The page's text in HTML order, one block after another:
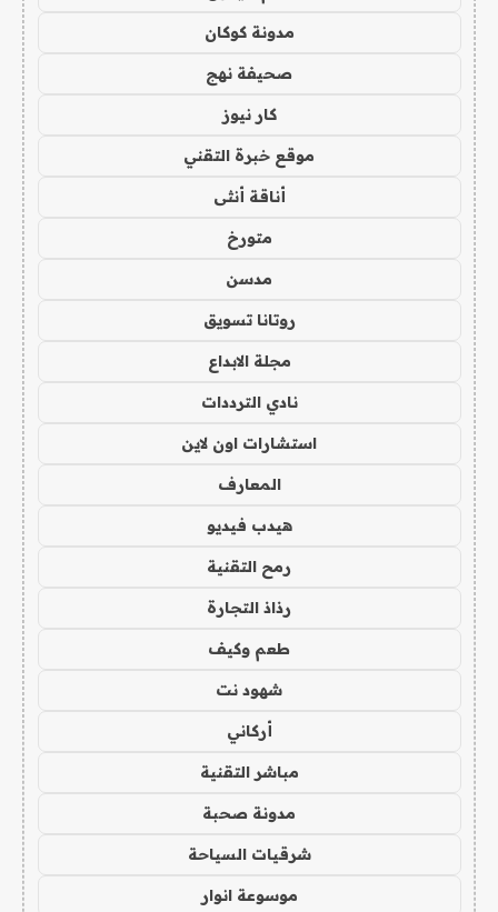
مدونة كوكان
صحيفة نهج
كار نيوز
موقع خبرة التقني
أناقة أنثى
متورخ
مدسن
روتانا تسويق
مجلة الابداع
نادي الترددات
استشارات اون لاين
المعارف
هيدب فيديو
رمح التقنية
رذاذ التجارة
طعم وكيف
شهود نت
أركاني
مباشر التقنية
مدونة صحبة
شرقيات السياحة
موسوعة انوار